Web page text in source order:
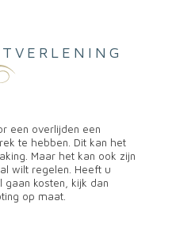
een overlijden een
te hebben. Dit kan het
Maar het kan ook zijn
wilt regelen. Heeft u
kosten, kijk dan
op maat.